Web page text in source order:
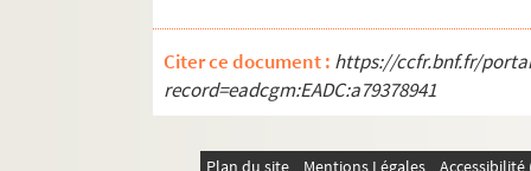
Citer ce document : https://ccfr.bnf.fr/
record=eadcgm:EADC:a79378941
Plan du site Mentions Légales